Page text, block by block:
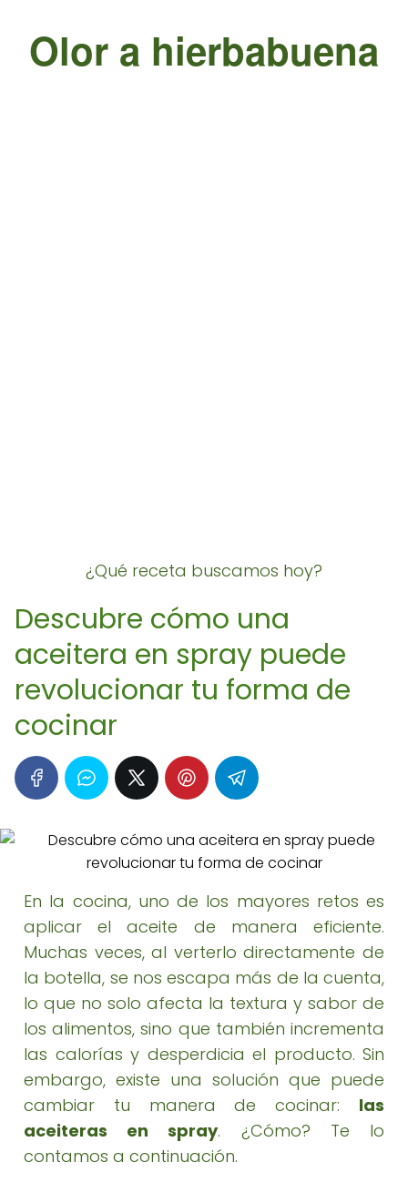
Olor a hierbabuena
¿Qué receta buscamos hoy?
Descubre cómo una
aceitera en spray puede
revolucionar tu forma de
cocinar
En la cocina, uno de los mayores retos es
aplicar el aceite de manera eficiente.
Muchas veces, al verterlo directamente de
la botella, se nos escapa más de la cuenta,
lo que no solo afecta la textura y sabor de
los alimentos, sino que también incrementa
las calorías y desperdicia el producto. Sin
embargo, existe una solución que puede
cambiar tu manera de cocinar: las
aceiteras en spray. ¿Cómo? Te lo
contamos a continuación.